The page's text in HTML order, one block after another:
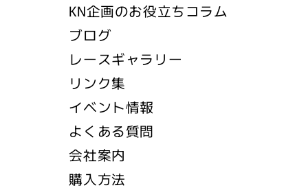
KN企画のお役立ちコラム
ブログ
レースギャラリー
リンク集
イベント情報
よくある質問
会社案内
購入方法